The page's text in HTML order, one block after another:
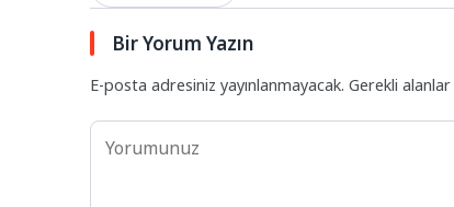
Bir Yorum Yazın
E-posta adresiniz yayınlanmayacak. Gerekli alanlar